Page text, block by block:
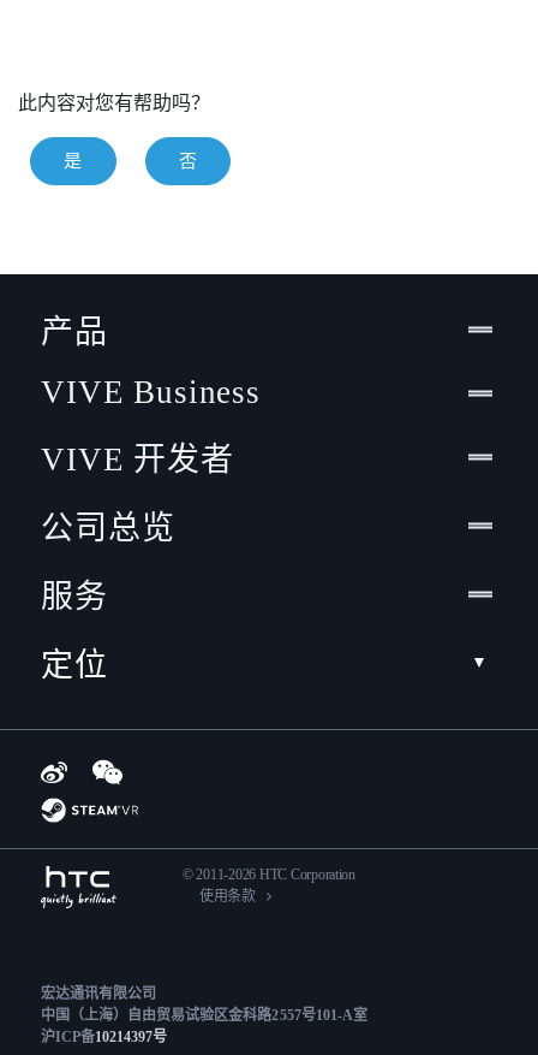
此内容对您有帮助吗？
是 否
产品
VIVE Business
VIVE 开发者
公司总览
服务
定位
© 2011-2026 HTC Corporation
使用条款
宏达通讯有限公司
中国（上海）自由贸易试验区金科路2557号101-A室
沪ICP备10214397号